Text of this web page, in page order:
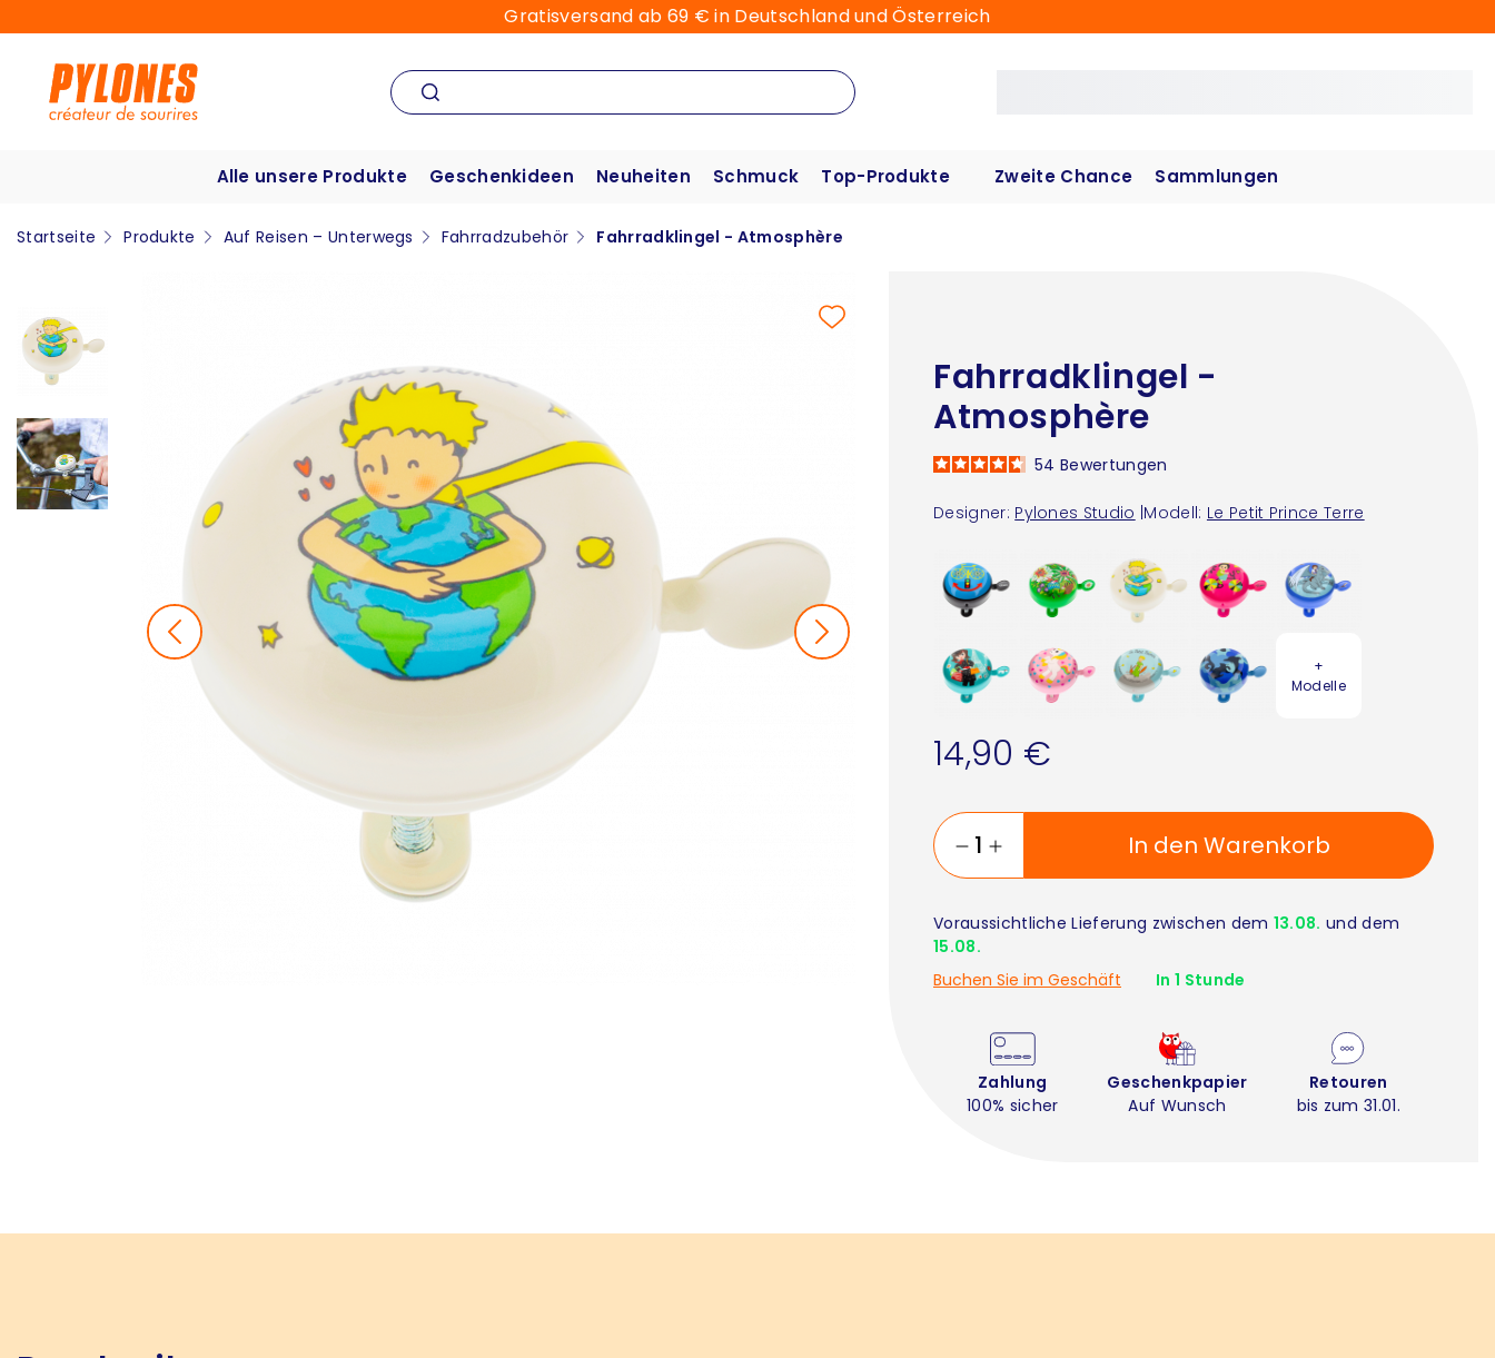
Gratisversand ab 69 € in Deutschland und Österreich
Alle unsere Produkte Geschenkideen Neuheiten Schmuck Top-Produkte Zweite Chance Sammlungen
Startseite Produkte Auf Reisen – Unterwegs Fahrradzubehör Fahrradklingel - Atmosphère
Fahrradklingel -
Atmosphère
Designer: Pylones Studio Modell: Le Petit Prince Terre
54 Bewertungen
+
Modelle
14,90 €
In den Warenkorb
Voraussichtliche Lieferung zwischen dem 13.08. und dem
15.08.
Buchen Sie im Geschäft
In 1 Stunde
Zahlung
100% sicher
Geschenkpapier
Auf Wunsch
Retouren
bis zum 31.01.